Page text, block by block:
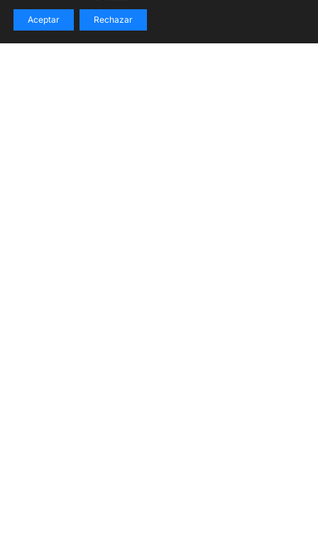
Aceptar Rechazar